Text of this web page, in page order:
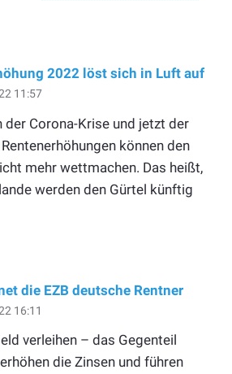
2022 löst sich in Luft auf
11:57
der Corona-Krise und jetzt der
können den
mehr wettmachen. Das heißt,
werden den Gürtel künftig
die EZB deutsche Rentner
16:11
verleihen – das Gegenteil
die Zinsen und führen